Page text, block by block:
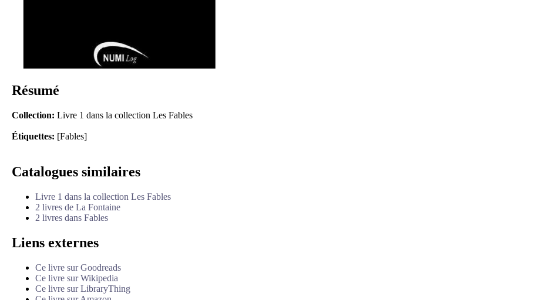
Résumé
Collection: Livre 1 dans la collection Les Fables
Étiquettes: [Fables]
Catalogues similaires
Livre 1 dans la collection Les Fables
2 livres de La Fontaine
2 livres dans Fables
Liens externes
Ce livre sur Goodreads
Ce livre sur Wikipedia
Ce livre sur LibraryThing